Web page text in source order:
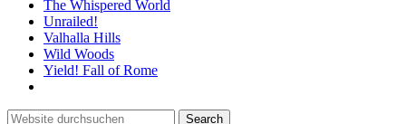
The Whispered World
Unrailed!
Valhalla Hills
Wild Woods
Yield! Fall of Rome